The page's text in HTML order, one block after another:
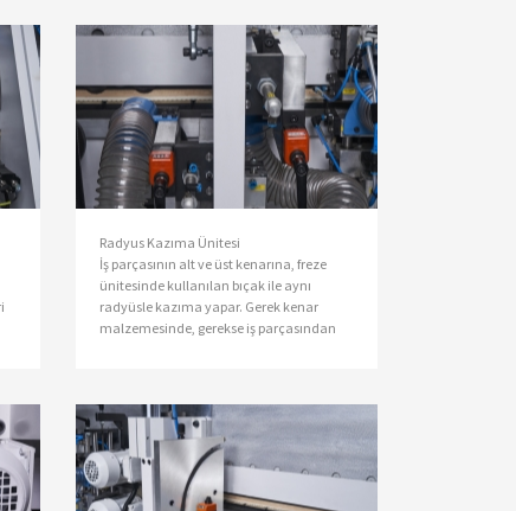
haznesine ihtiyaç mik - tarı tutkalı
gönderir. Böylelikle tutkal yanması
problemeleri de minimize edilmiş olur.
Radyus Kazıma Ünitesi
İş parçasının alt ve üst kenarına, freze
ünitesinde kullanılan bıçak ile aynı
radyüsle kazıma yapar. Gerek kenar
malzemesinde, gerekse iş parçasından